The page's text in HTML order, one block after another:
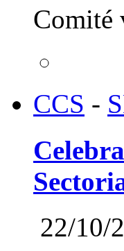
Comité
CCS -
22/10/